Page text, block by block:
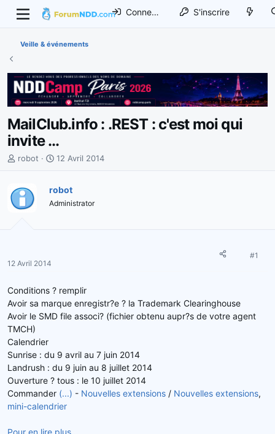
Connexion S'inscrire
Veille & événements
MailClub.info : .REST : c'est moi qui
invite ...
I
t
i
r
e
l
a
d
i
s
c
u
s
s
robot
D
e
d
12 Avril 2014
robot
Administrator
12 Avril 2014
#1
Conditions ? remplir
Avoir sa marque enregistr?e ? la Trademark Clearinghouse
Avoir le SMD file associ? (fichier obtenu aupr?s de votre agent
TMCH)
Calendrier
Sunrise : du 9 avril au 7 juin 2014
Landrush : du 9 juin au 8 juillet 2014
Ouverture ? tous : le 10 juillet 2014
Commander (...) - Nouvelles extensions / Nouvelles extensions,
mini-calendrier
Pour en lire plus...